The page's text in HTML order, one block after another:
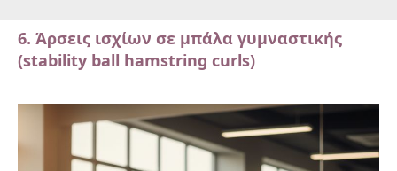
6. Άρσεις ισχίων σε μπάλα γυμναστικής
(stability ball hamstring curls)